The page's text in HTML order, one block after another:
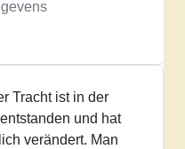
Tracht ist in der
und hat
verändert. Man